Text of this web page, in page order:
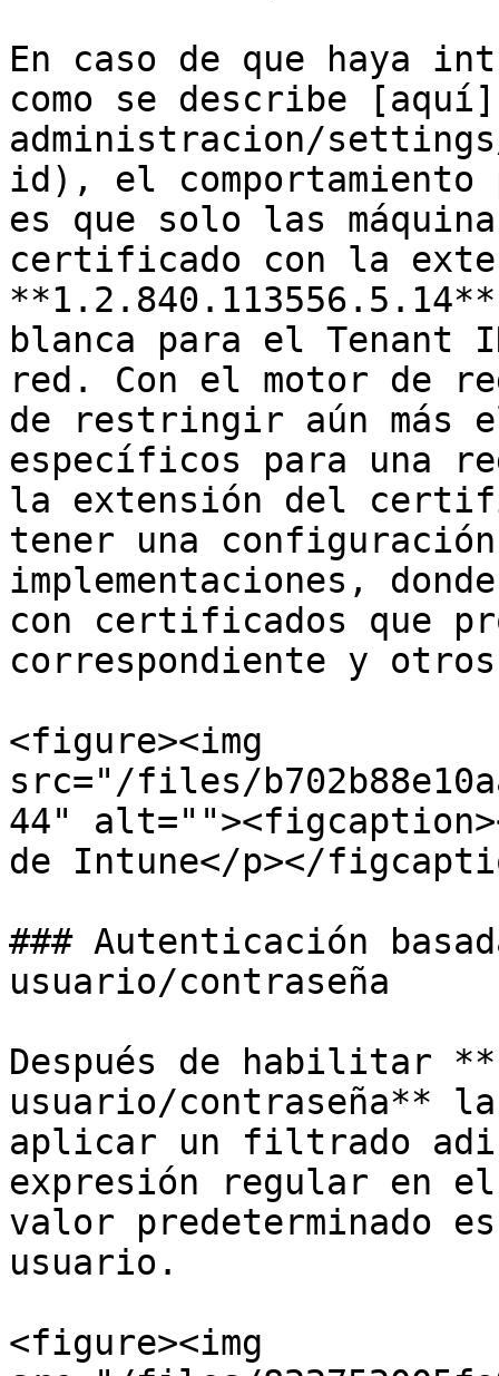
En caso de que haya
como se describe
administracion/
id), el comportamiento
es que solo las
certificado con la
blanca para el Tenant
red. Con el motor de
de restringir aún más
específicos para una
la extensión del
tener una
implementaciones,
con certificados que
correspondiente y
<figure><img
src="/files/
44"
de Intune</p></
### Autenticación
usuario/contraseña
Después de habilitar
usuario/contraseña**
aplicar un filtrado
expresión regular en
valor predeterminado
usuario.
<figure><img